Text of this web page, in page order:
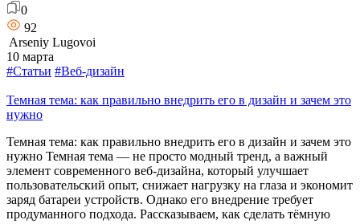
0
92
Arseniy Lugovoi
10 марта
#Статьи #Веб-дизайн
Темная тема: как правильно внедрить его в дизайн и зачем это
нужно
Темная тема: как правильно внедрить его в дизайн и зачем это
нужно Темная тема — не просто модный тренд, а важный
элемент современного веб-дизайна, который улучшает
пользовательский опыт, снижает нагрузку на глаза и экономит
заряд батареи устройств. Однако его внедрение требует
продуманного подхода. Рассказываем, как сделать тёмную